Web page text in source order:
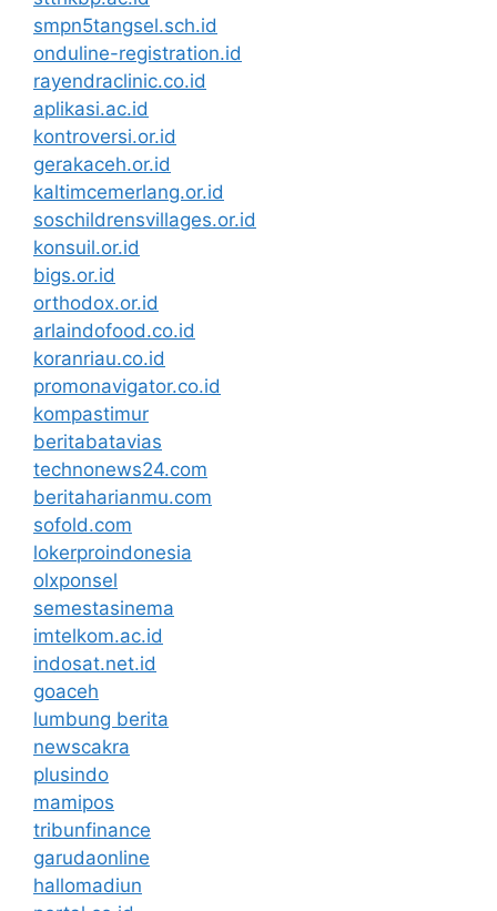
smpn5tangsel.sch.id
onduline-registration.id
rayendraclinic.co.id
aplikasi.ac.id
kontroversi.or.id
gerakaceh.or.id
kaltimcemerlang.or.id
soschildrensvillages.or.id
konsuil.or.id
bigs.or.id
orthodox.or.id
arlaindofood.co.id
koranriau.co.id
promonavigator.co.id
kompastimur
beritabatavias
technonews24.com
beritaharianmu.com
sofold.com
lokerproindonesia
olxponsel
semestasinema
imtelkom.ac.id
indosat.net.id
goaceh
lumbung berita
newscakra
plusindo
mamipos
tribunfinance
garudaonline
hallomadiun